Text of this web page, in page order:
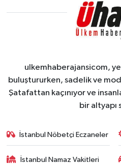
ulkemhaberajansicom,
buluştururken, sadelik ve
Şatafattan kaçınıyor ve
bir altyapı
İstanbul Nöbetçi Eczaneler
İstanbul Namaz Vakitleri